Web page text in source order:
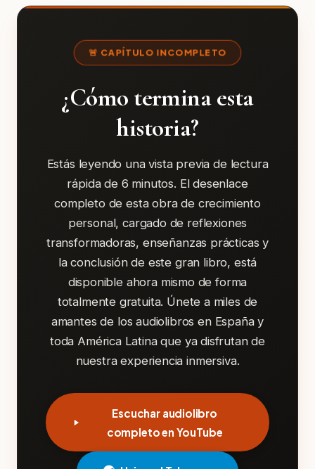
🚨 CAPÍTULO INCOMPLETO
¿Cómo termina esta
historia?
Estás leyendo una vista previa de lectura
rápida de 6 minutos. El desenlace
completo de esta obra de crecimiento
personal, cargado de reflexiones
transformadoras, enseñanzas prácticas y
la conclusión de este gran libro, está
disponible ahora mismo de forma
totalmente gratuita. Únete a miles de
amantes de los audiolibros en España y
toda América Latina que ya disfrutan de
nuestra experiencia inmersiva.
Escuchar audiolibro
completo en YouTube